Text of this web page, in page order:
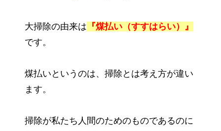
大掃除の由来は 『煤払い（すすはらい）』
です。
煤払いというのは、掃除とは考え方が違い
ます。
掃除が私たち人間のためのものであるのに